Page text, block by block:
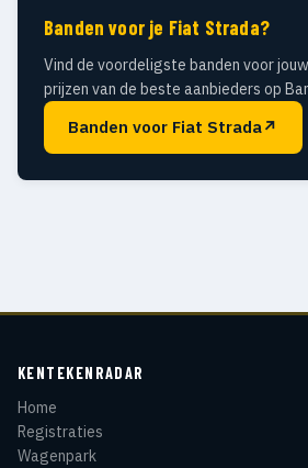
Banden voor je Fiat Strada?
Vind de voordeligste banden voor
prijzen van de beste aanbieders op
Banden voor Fiat Strada↗
KENTEKENRADAR
Home
Registraties
Wagenpark